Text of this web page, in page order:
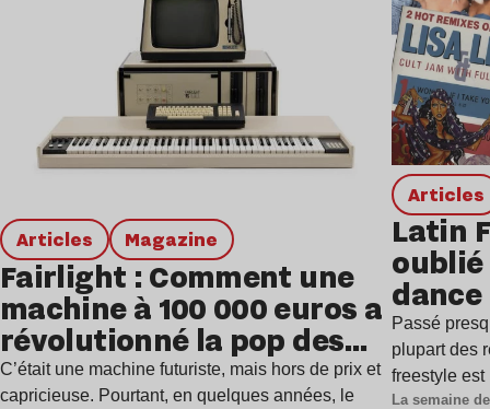
Articles magazine
Fairlight : Comment une
machine à 100 000 euros a
révolutionné la pop des
années 1980 ?
C’était une machine futuriste, mais hors de prix et
capricieuse. Pourtant, en quelques années, le
Articles
Latin
oublié
Passé
plupart des
freestyle
La semaine